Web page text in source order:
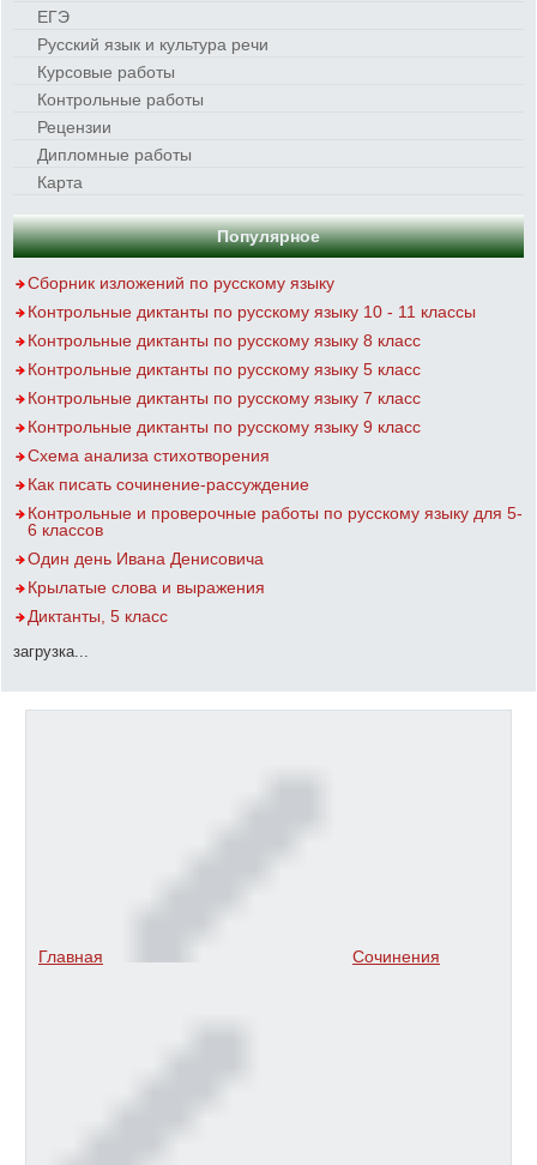
ЕГЭ
Русский язык и культура речи
Курсовые работы
Контрольные работы
Рецензии
Дипломные работы
Карта
Популярное
Сборник изложений по русскому языку
Контрольные диктанты по русскому языку 10 - 11 классы
Контрольные диктанты по русскому языку 8 класс
Контрольные диктанты по русскому языку 5 класс
Контрольные диктанты по русскому языку 7 класс
Контрольные диктанты по русскому языку 9 класс
Схема анализа стихотворения
Как писать сочинение-рассуждение
Контрольные и проверочные работы по русскому языку для 5-
6 классов
Один день Ивана Денисовича
Крылатые слова и выражения
Диктанты, 5 класс
загрузка...
Главная Сочинения